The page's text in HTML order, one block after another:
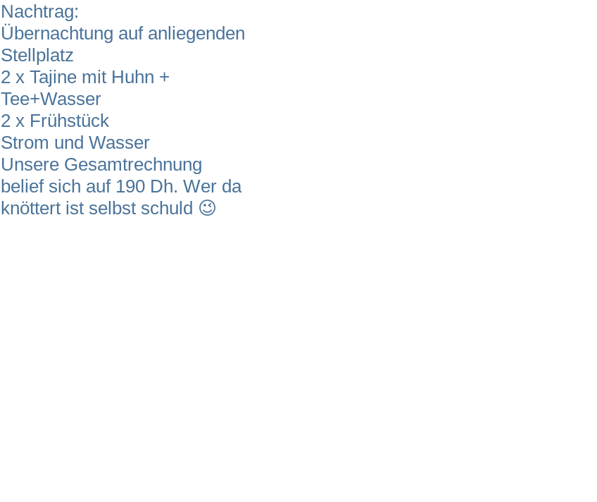
Nachtrag:
Übernachtung auf anliegenden
Stellplatz
2 x Tajine mit Huhn +
Tee+Wasser
2 x Frühstück
Strom und Wasser
Unsere Gesamtrechnung
belief sich auf 190 Dh. Wer da
knöttert ist selbst schuld 😉